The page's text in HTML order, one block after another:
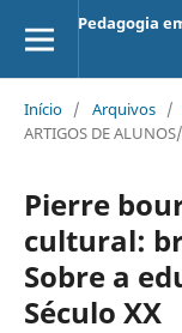
Pedagogia
Início / Arquivos /
ARTIGOS DE
Pierre
cultural:
Sobre a
Século XX